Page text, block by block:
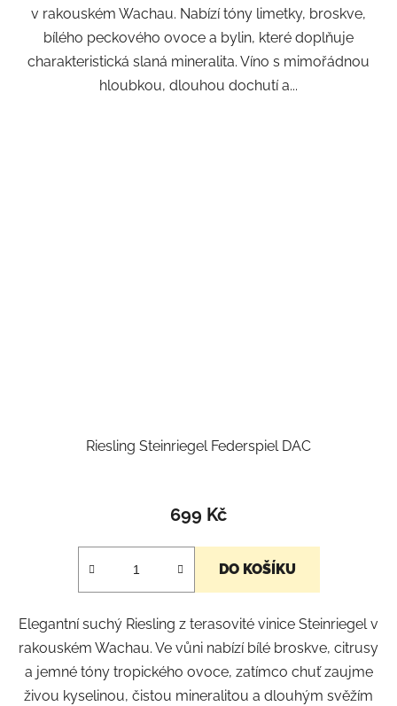
v rakouském Wachau. Nabízí tóny limetky, broskve,
bílého peckového ovoce a bylin, které doplňuje
charakteristická slaná mineralita. Víno s mimořádnou
hloubkou, dlouhou dochutí a...
Riesling Steinriegel Federspiel DAC
699 Kč
DO KOŠÍKU
Elegantní suchý Riesling z terasovité vinice Steinriegel v
rakouském Wachau. Ve vůni nabízí bílé broskve, citrusy
a jemné tóny tropického ovoce, zatímco chuť zaujme
živou kyselinou, čistou mineralitou a dlouhým svěžím